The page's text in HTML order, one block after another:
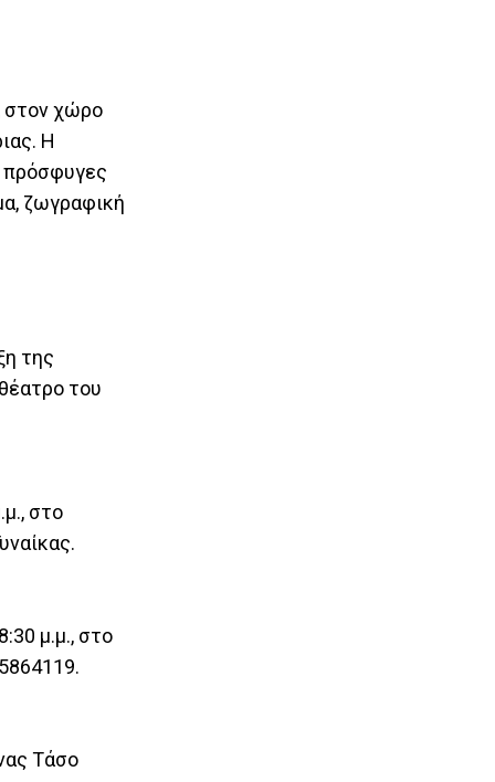
στον χώρο
Η
πρόσφυγες
ζωγραφική
της
του
στο
μ.μ., στο
Τάσο